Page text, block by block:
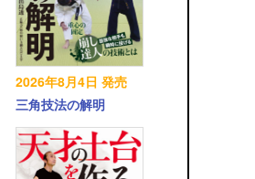
2026年8月4日 発売
三角技法の解明